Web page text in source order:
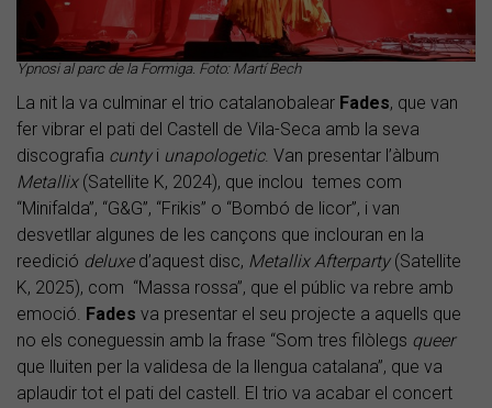
Ypnosi al parc de la Formiga. Foto: Martí Bech
La nit la va culminar el trio catalanobalear Fades, que van
fer vibrar el pati del Castell de Vila-Seca amb la seva
discografia cuntyi unapologetic. Van presentar l’àlbum
Metallix(Satellite K, 2024), que inclou temes com
“Minifalda”, “G&G”, “Frikis” o “Bombó de licor”, i van
desvetllar algunes de les cançons que inclouran en la
reedició deluxed’aquest disc, Metallix Afterparty(Satellite
K, 2025), com “Massa rossa”, que el públic va rebre amb
emoció. Fades va presentar el seu projecte a aquells que
no els coneguessin amb la frase “Som tres filòlegs queer
que lluiten per la validesa de la llengua catalana”, que va
aplaudir tot el pati del castell. El trio va acabar el concert